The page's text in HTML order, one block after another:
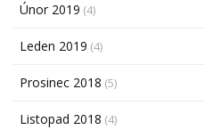
Únor 2019 (4)
Leden 2019 (4)
Prosinec 2018 (5)
Listopad 2018 (4)